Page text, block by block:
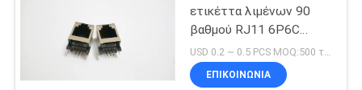
ΠΕΡΊΠΟΥ
ΕΜΕΊΣ
ετικέττα λιμένων 90
βαθμού RJ11 6P6C
επάνω με
προστατευμένος
USD 0.2 ~ 0.5 PCS MOQ:500 τμχ
ΕΠΙΚΟΙΝΩΝΊΑ